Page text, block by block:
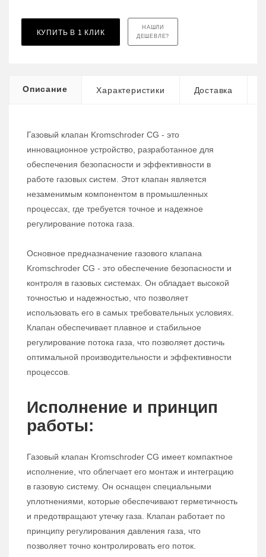
КУПИТЬ В 1 КЛИК
НАШЛИ
ДЕШЕВЛЕ?
Описание Характеристики Доставка
Газовый клапан Kromschroder CG - это
инновационное устройство, разработанное для
обеспечения безопасности и эффективности в
работе газовых систем. Этот клапан является
незаменимым компонентом в промышленных
процессах, где требуется точное и надежное
регулирование потока газа.
Основное предназначение газового клапана
Kromschroder CG - это обеспечение безопасности и
контроля в газовых системах. Он обладает высокой
точностью и надежностью, что позволяет
использовать его в самых требовательных условиях.
Клапан обеспечивает плавное и стабильное
регулирование потока газа, что позволяет достичь
оптимальной производительности и эффективности
процессов.
Исполнение и принцип
работы:
Газовый клапан Kromschroder CG имеет компактное
исполнение, что облегчает его монтаж и интеграцию
в газовую систему. Он оснащен специальными
уплотнениями, которые обеспечивают герметичность
и предотвращают утечку газа. Клапан работает по
принципу регулирования давления газа, что
позволяет точно контролировать его поток.